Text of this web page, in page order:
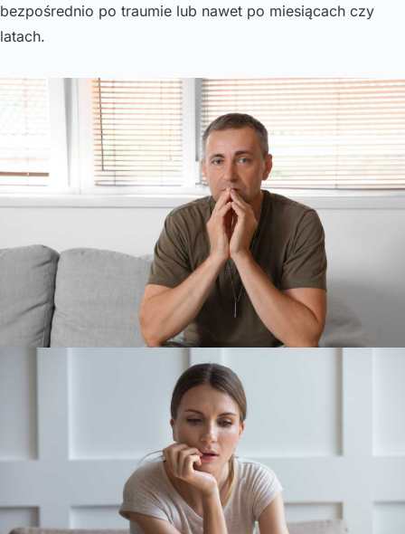
bezpośrednio po traumie lub nawet po miesiącach czy
latach.